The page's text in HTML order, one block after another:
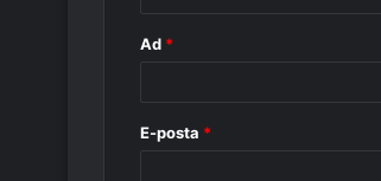
Ad *
E-posta *